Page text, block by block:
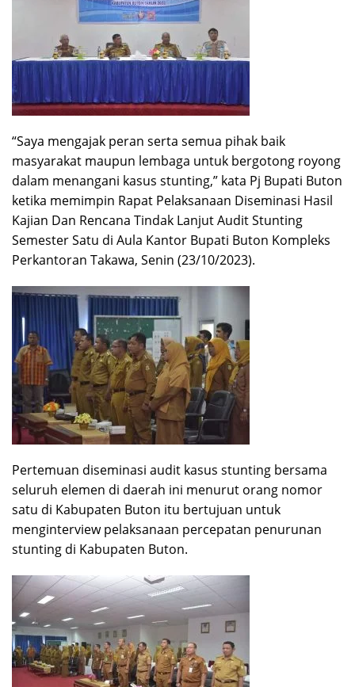
“Saya mengajak peran serta semua pihak baik
masyarakat maupun lembaga untuk bergotong royong
dalam menangani kasus stunting,” kata Pj Bupati Buton
ketika memimpin Rapat Pelaksanaan Diseminasi Hasil
Kajian Dan Rencana Tindak Lanjut Audit Stunting
Semester Satu di Aula Kantor Bupati Buton Kompleks
Perkantoran Takawa, Senin (23/10/2023).
Pertemuan diseminasi audit kasus stunting bersama
seluruh elemen di daerah ini menurut orang nomor
satu di Kabupaten Buton itu bertujuan untuk
menginterview pelaksanaan percepatan penurunan
stunting di Kabupaten Buton.